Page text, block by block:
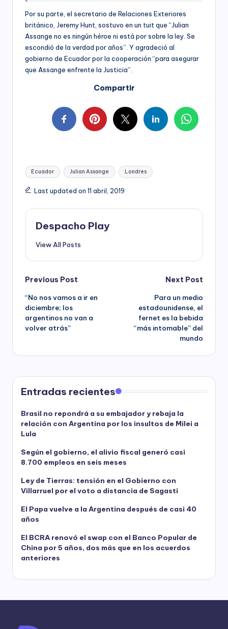
Por su parte, el secretario de Relaciones Exteriores
británico, Jeremy Hunt, sostuvo en un tuit que “Julian
Assange no es ningún héroe ni está por sobre la ley. Se
escondió de la verdad por años”. Y agradeció al
gobierno de Ecuador por la cooperación “para asegurar
que Assange enfrente la Justicia”.
Compartir
Tags:
Ecuador Julian Assange Londres
Last updated on 11 abril, 2019
Despacho Play
View All Posts
Post
navigation
Previous Post
“No nos vamos a ir en
diciembre; los
argentinos no van a
volver atrás”
Next Post
Para un medio
estadounidense, el
fernet es la bebida
“más intomable” del
mundo
Entradas recientes
Brasil no repondrá a su embajador y rebaja la
relación con Argentina por los insultos de Milei a
Lula
Según el gobierno, el alivio fiscal generó casi
8.700 empleos en seis meses
Ley de Tierras: tensión en el Gobierno con
Villarruel por el voto a distancia de Sagasti
El Papa vuelve a la Argentina después de casi 40
años
El BCRA renovó el swap con el Banco Popular de
China por 5 años, dos más que en los acuerdos
anteriores